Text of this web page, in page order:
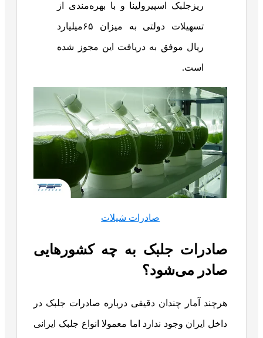
ریزجلبک اسپیرولینا و با بهره‌مندی از
تسهیلات دولتی به میزان ۶۵میلیارد
ریال موفق به دریافت این مجوز شده
است.
صادرات شیلات
صادرات جلبک به چه کشورهایی
صادر می‌شود؟
هرچند آمار چندان دقیقی درباره صادرات جلبک در
داخل ایران وجود ندارد اما معمولا انواع جلبک ایرانی